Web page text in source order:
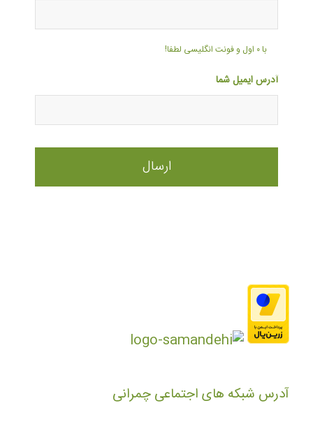
با ۰ اول و فونت انگلیسی لطفا!
آدرس ایمیل شما
آدرس شبکه های اجتماعی چمرانی